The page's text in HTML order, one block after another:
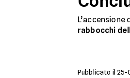
L’accensione
rabbocchi
Pubblicato il 25-